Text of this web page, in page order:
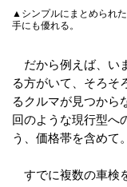
▲シンプルにまとめられ
手にも優れる。
だから例えば、い
る方がいて、そろそ
るクルマが見つから
回のような現行型へ
う、価格帯を含めて。
すでに複数の車検